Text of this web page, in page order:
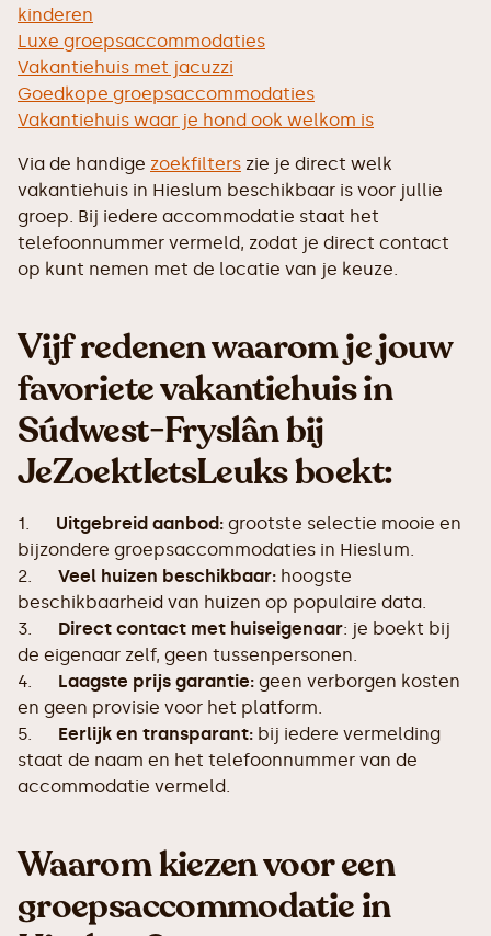
kinderen
Luxe groepsaccommodaties
Vakantiehuis met jacuzzi
Goedkope groepsaccommodaties
Vakantiehuis waar je hond ook welkom is
Via de handige zoekfilters zie je direct welk
vakantiehuis in Hieslum beschikbaar is voor jullie
groep. Bij iedere accommodatie staat het
telefoonnummer vermeld, zodat je direct contact
op kunt nemen met de locatie van je keuze.
Vijf redenen waarom je jouw
favoriete vakantiehuis in
Súdwest-Fryslân bij
JeZoektIetsLeuks boekt:
1. Uitgebreid aanbod: grootste selectie mooie en
bijzondere groepsaccommodaties in Hieslum.
2. Veel huizen beschikbaar: hoogste
beschikbaarheid van huizen op populaire data.
3. Direct contact met huiseigenaar: je boekt bij
de eigenaar zelf, geen tussenpersonen.
4. Laagste prijs garantie: geen verborgen kosten
en geen provisie voor het platform.
5. Eerlijk en transparant: bij iedere vermelding
staat de naam en het telefoonnummer van de
accommodatie vermeld.
Waarom kiezen voor een
groepsaccommodatie in